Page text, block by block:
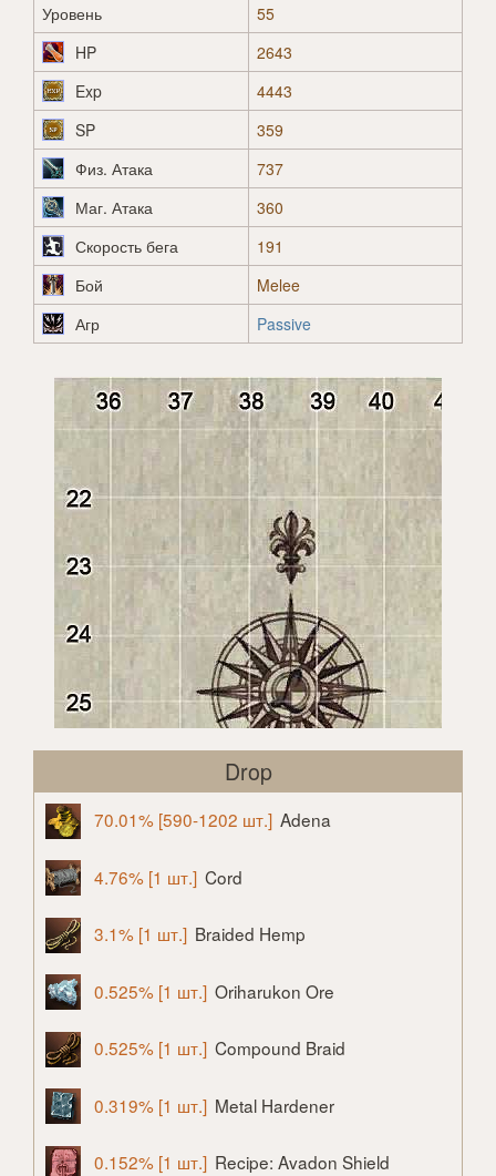
Уровень
55
HP
2643
Exp
4443
SP
359
Физ. Атака
737
Маг. Атака
360
Скорость бега
191
Бой
Melee
Агр
Passive
Drop
70.01% [590-1202 шт.] Adena
4.76% [1 шт.] Cord
3.1% [1 шт.] Braided Hemp
0.525% [1 шт.] Oriharukon Ore
0.525% [1 шт.] Compound Braid
0.319% [1 шт.] Metal Hardener
0.152% [1 шт.] Recipe: Avadon Shield